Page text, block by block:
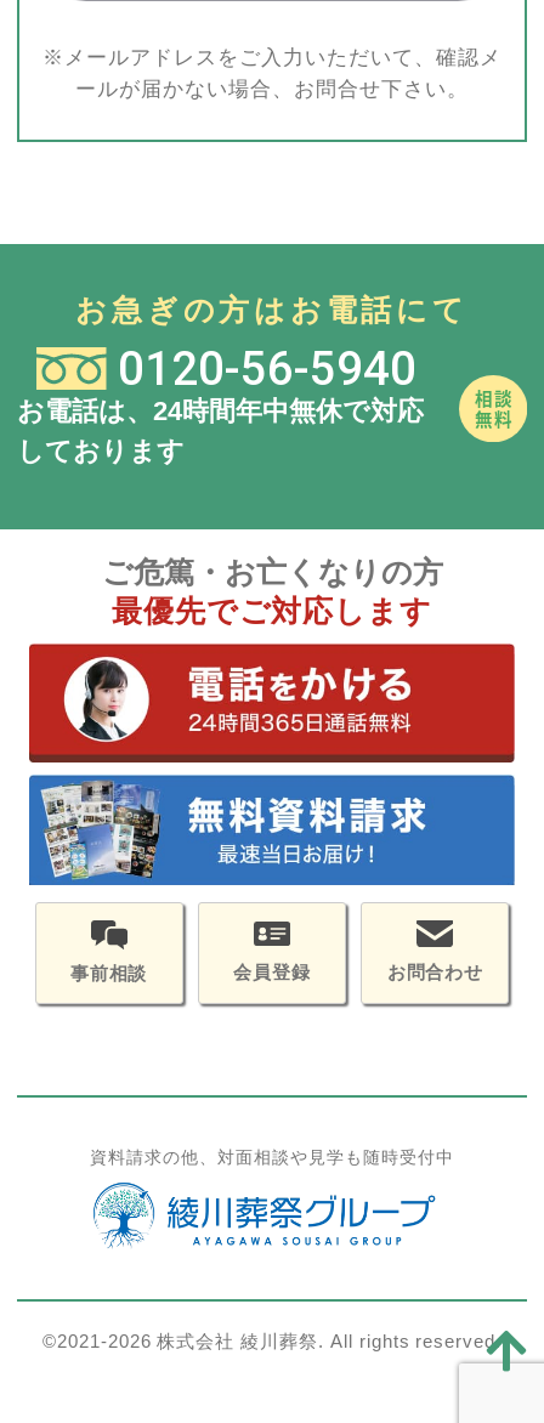
※メールアドレスをご入力いただいて、確認メ
ールが届かない場合、お問合せ下さい。
お急ぎの方はお電話にて
0120-56-5940
お電話は、24時間年中無休で対応
しております
ご危篤・お亡くなりの方
最優先でご対応します
事前相談 会員登録 お問合わせ
資料請求の他、対面相談や見学も随時受付中
©2021-2026 株式会社 綾川葬祭. All rights reserved.